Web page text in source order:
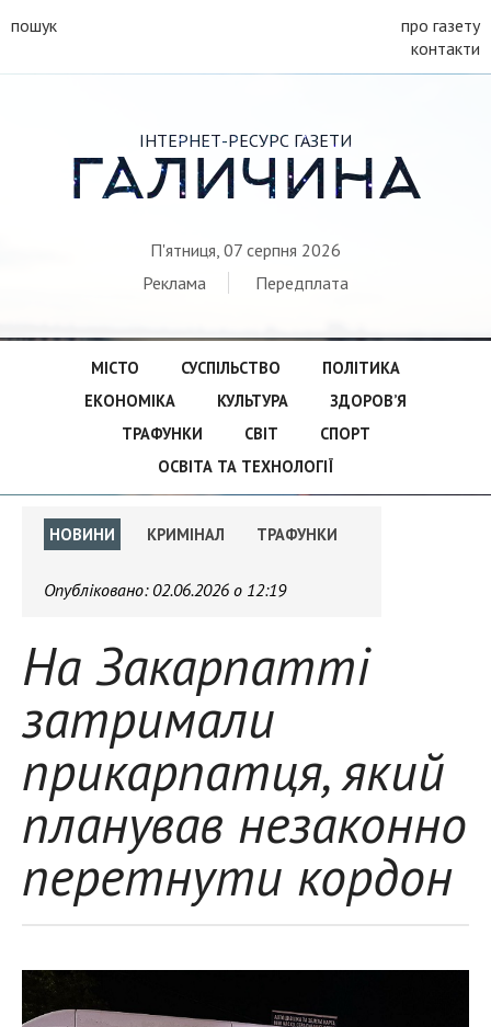
пошук
про газету
контакти
ІНТЕРНЕТ-РЕСУРС ГАЗЕТИ
ГАЛИЧИНА
П'ятниця, 07 серпня 2026
Реклама
Передплата
МІСТО СУСПІЛЬСТВО
ПОЛІТИКА
ЕКОНОМІКА
КУЛЬТУРА
ЗДОРОВ’Я
ТРАФУНКИ
СВІТ
СПОРТ
ОСВІТА ТА ТЕХНОЛОГІЇ
НОВИНИ КРИМІНАЛ ТРАФУНКИ
Опубліковано: 02.06.2026 о 12:19
На Закарпатті
затримали
прикарпатця, який
планував незаконно
перетнути кордон